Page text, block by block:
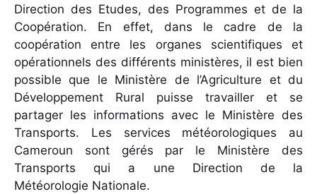
Direction des Etudes, des Programmes et de la
Coopération. En effet, dans le cadre de la
coopération entre les organes scientifiques et
opérationnels des différents ministères, il est bien
possible que le Ministère de l’Agriculture et du
Développement Rural puisse travailler et se
partager les informations avec le Ministère des
Transports. Les services météorologiques au
Cameroun sont gérés par le Ministère des
Transports qui a une Direction de la
Météorologie Nationale.